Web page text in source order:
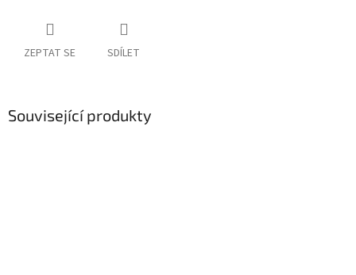
ZEPTAT SE SDÍLET
Související produkty